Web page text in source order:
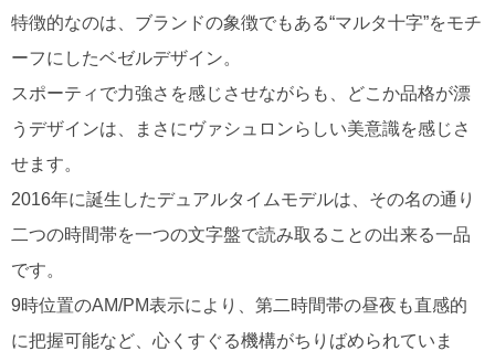
特徴的なのは、ブランドの象徴でもある“マルタ十字”をモチ
ーフにしたベゼルデザイン。
スポーティで力強さを感じさせながらも、どこか品格が漂
うデザインは、まさにヴァシュロンらしい美意識を感じさ
せます。
2016年に誕生したデュアルタイムモデルは、その名の通り
二つの時間帯を一つの文字盤で読み取ることの出来る一品
です。
9時位置のAM/PM表示により、第二時間帯の昼夜も直感的
に把握可能など、心くすぐる機構がちりばめられていま